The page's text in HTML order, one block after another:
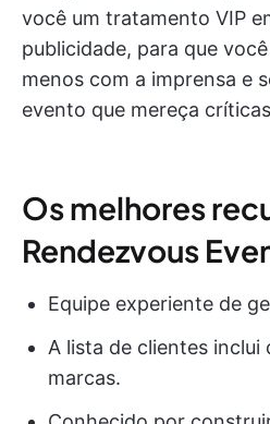
você um tratamento VIP
publicidade, para que
menos com a imprensa e
evento que mereça
Os melhores
Rendezvous
Equipe experiente de
A lista de clientes inclui
marcas.